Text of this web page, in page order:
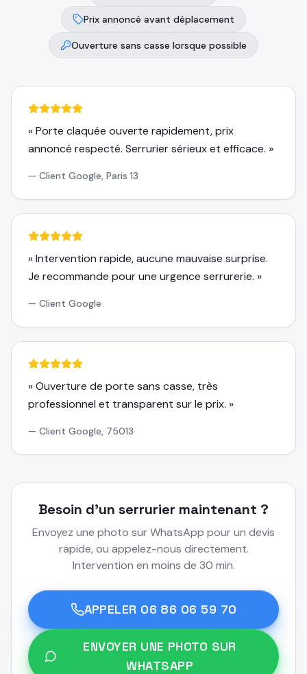
Prix annoncé avant déplacement
Ouverture sans casse lorsque possible
«Porte claquée ouverte rapidement, prix
annoncé respecté. Serrurier sérieux et efficace. »
— Client Google, Paris 13
«Intervention rapide, aucune mauvaise surprise.
Je recommande pour une urgence serrurerie. »
— Client Google
«Ouverture de porte sans casse, très
professionnel et transparent sur le prix. »
— Client Google, 75013
Besoin d'un serrurier maintenant ?
Envoyez une photo sur WhatsApp pour un devis
rapide, ou appelez-nous directement.
Intervention en moins de 30 min.
APPELER 06 86 06 59 70
ENVOYER UNE PHOTO SUR
WHATSAPP